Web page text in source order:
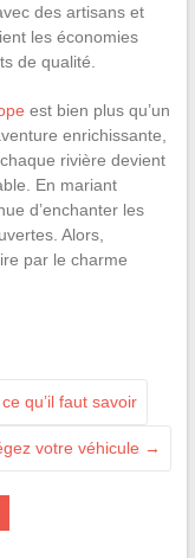
des artisans et
les économies
de qualité.
est bien plus qu’un
enrichissante,
rivière devient
En mariant
d’enchanter les
Alors,
par le charme
qu’il faut savoir
votre véhicule →